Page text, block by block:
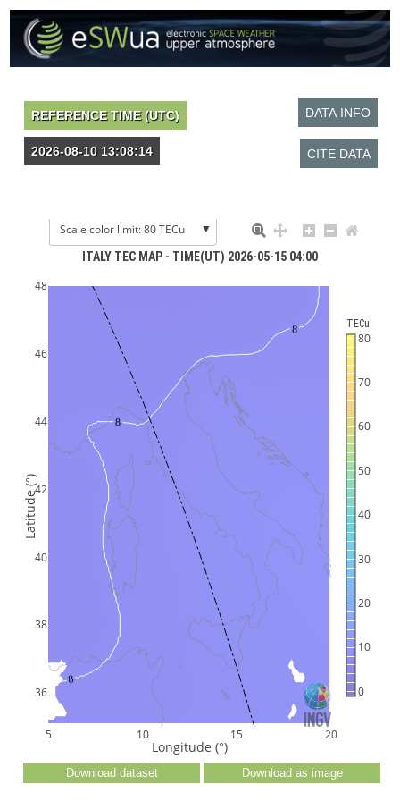
8
8
8
5 10 15 20
36
38
40
42
44
46
48
0
10
20
30
40
50
60
70
80
TECu
ITALY TEC MAP - TIME(UT) 2026-05-15 04:00
Longitude (°)
Latitude (°)
Scale color limit: 80 TECu ▼